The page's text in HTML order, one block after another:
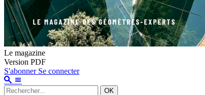
Le magazine
Version PDF
S'abonner Se connecter
OK